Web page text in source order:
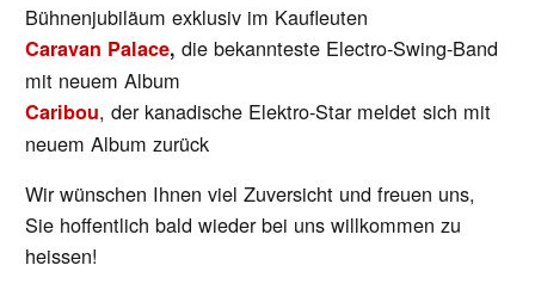
Bühnenjubiläum exklusiv im Kaufleuten
Caravan Palace, die bekannteste Electro-Swing-Band
mit neuem Album
Caribou, der kanadische Elektro-Star meldet sich mit
neuem Album zurück
Wir wünschen Ihnen viel Zuversicht und freuen uns,
Sie hoffentlich bald wieder bei uns willkommen zu
heissen!